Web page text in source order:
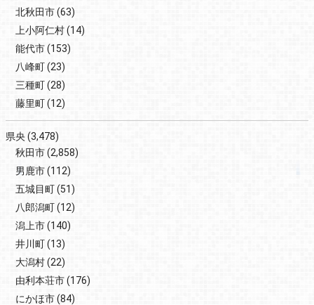
北秋田市(63)
上小阿仁村(14)
能代市(153)
八峰町(23)
三種町(28)
藤里町(12)
県央(3,478)
秋田市(2,858)
男鹿市(112)
五城目町(51)
八郎潟町(12)
潟上市(140)
井川町(13)
大潟村(22)
由利本荘市(176)
にかほ市(84)